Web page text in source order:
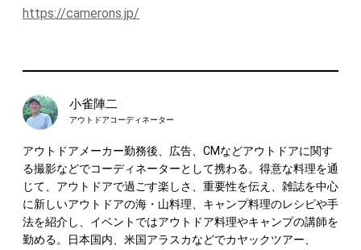
https://camerons.jp/
小雀陣二
アウトドアコーディネーター
アウトドアメーカー勤務後、広告、CMなどアウトドアに関す
る撮影などでコーディネーターとして携わる。得意な料理を通
じて、アウトドアで過ごす楽しさ、重要性を伝え、雑誌を中心
に新しいアウトドアの海・山料理、キャンプ料理のレシピや手
法を紹介し、イベントではアウトドア料理やキャンプの講師を
勤める。日本国内、米国アラスカなどでカヤックツアー、